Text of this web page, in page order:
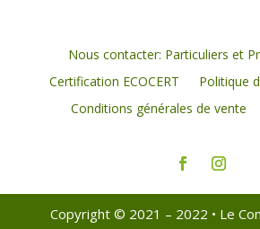
Nous contacter: Particuliers et
Certification ECOCERT
Politique
Conditions générales de vente
Copyright © 2021 – 2022 • Le